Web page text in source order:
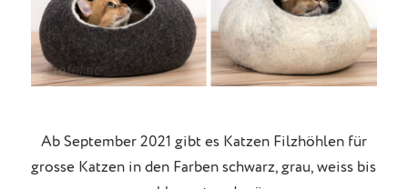
Ab September 2021 gibt es Katzen Filzhöhlen für
grosse Katzen in den Farben schwarz, grau, weiss bis